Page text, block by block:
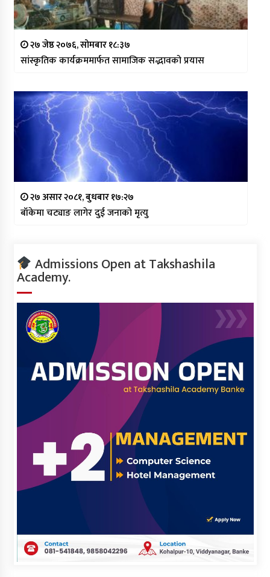
२७ जेष्ठ २०७६, सोमबार १८:३७
सांस्कृतिक कार्यक्रममार्फत सामाजिक सद्भावको प्रयास
२७ असार २०८१, बुधबार १७:२७
बाँकेमा चट्याङ लागेर दुई जनाको मृत्यु
Admissions Open at Takshashila
Academy.